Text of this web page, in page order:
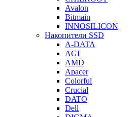
Avalon
Bitmain
INNOSILICON
Накопители SSD
A-DATA
AGI
AMD
Apacer
Colorful
Crucial
DATO
Dell